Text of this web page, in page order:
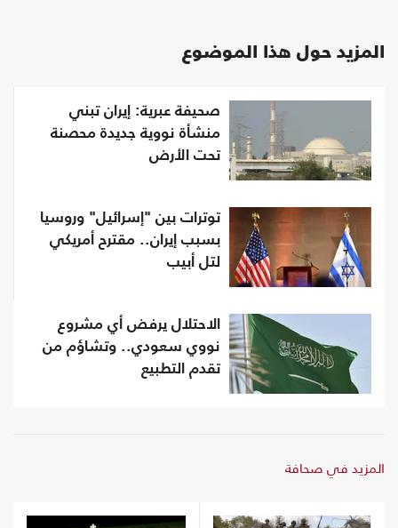
المزيد حول هذا الموضوع
صحيفة عبرية: إيران تبني
منشأة نووية جديدة محصنة
تحت الأرض
توترات بين "إسرائيل" وروسيا
بسبب إيران.. مقترح أمريكي
لتل أبيب
الاحتلال يرفض أي مشروع
نووي سعودي.. وتشاؤم من
تقدم التطبيع
المزيد في صحافة